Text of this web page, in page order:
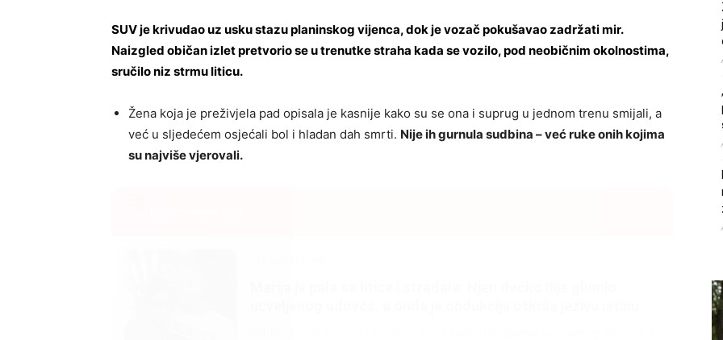
SUV je krivudao uz usku stazu planinskog vijenca, dok je vozač pokušavao zadržati mir.
Naizgled običan izlet pretvorio se u trenutke straha kada se vozilo, pod neobičnim okolnostima,
sručilo niz strmu liticu.
Žena koja je preživjela pad opisala je kasnije kako su se ona i suprug u jednom trenu smijali, a
već u sljedećem osjećali bol i hladan dah smrti. Nije ih gurnula sudbina – već ruke onih kojima
su najviše vjerovali.